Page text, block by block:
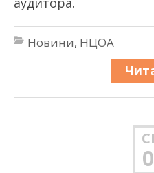
Новини, НЦОА